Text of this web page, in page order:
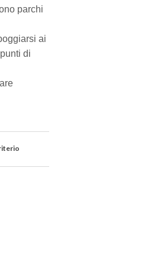
parchi
ai
di